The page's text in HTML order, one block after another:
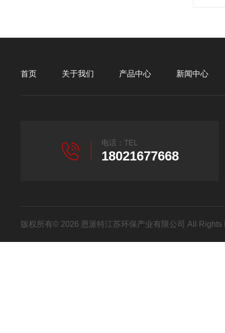
首页 关于我们 产品中心 新闻中心
电话：TEL
18021677668
版权所有© 2026 恩派特江苏环保产业有限公司 All